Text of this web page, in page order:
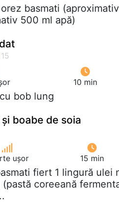
basmati
500 ml apă)
10 min
bob lung
boabe de soia
ușor 15 min
fiert 1 lingură ulei
coreeană